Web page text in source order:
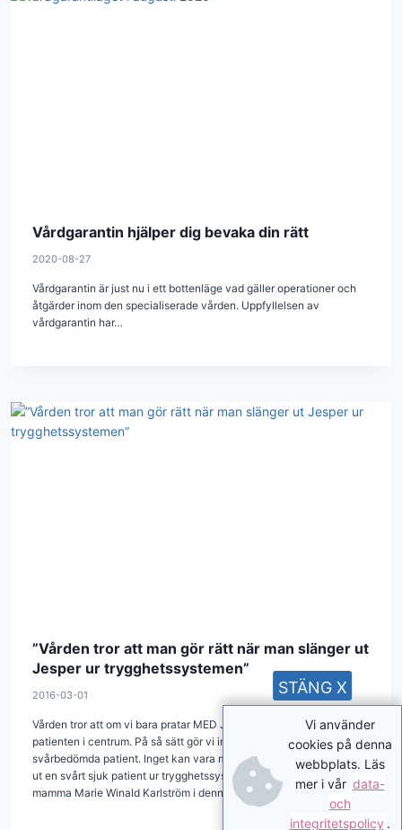
Vårdgarantin hjälper dig bevaka din rätt
2020-08-27
Vårdgarantin är just nu i ett bottenläge vad gäller operationer och
åtgärder inom den specialiserade vården. Uppfyllelsen av
vårdgarantin har…
”Vården tror att man gör rätt när man slänger ut
Jesper ur trygghetssystemen”
2016-03-01
Vården tror att om vi bara pratar MED Jesper, så har vi satt
patienten i centrum. På så sätt gör vi inte fel i mötet med denna
svårbedömda patient. Inget kan vara mera fel. Istället slänger man
ut en svårt sjuk patient ur trygghetssystemet, skriver Jespers
mamma Marie Winald Karlström i denna debattartikel.
Vi använder
cookies på denna
webbplats. Läs
mer i vår data-
och
integritetspolicy .
STÄNG X